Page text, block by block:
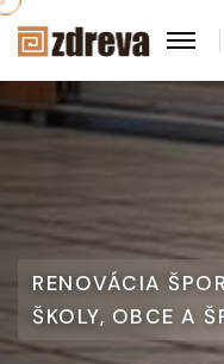
RENOVÁCIA
ŠKOLY, OBCE A